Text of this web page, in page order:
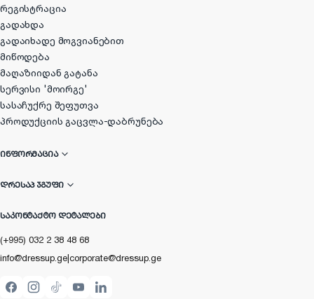
რეგისტრაცია
გადახდა
გადაიხადე მოგვიანებით
მიწოდება
მაღაზიიდან გატანა
სერვისი 'მოირგე'
სასაჩუქრე შეფუთვა
პროდუქციის გაცვლა-დაბრუნება
ᲘᲜᲤᲝᲠᲛᲐᲪᲘᲐ
ᲓᲠᲔᲡᲐᲞ ᲯᲒᲣᲤᲘ
ᲡᲐᲙᲝᲜᲢᲐᲥᲢᲝ ᲓᲔᲢᲐᲚᲔᲑᲘ
(+995) 032 2 38 48 68
info@dressup.ge|corporate@dressup.ge